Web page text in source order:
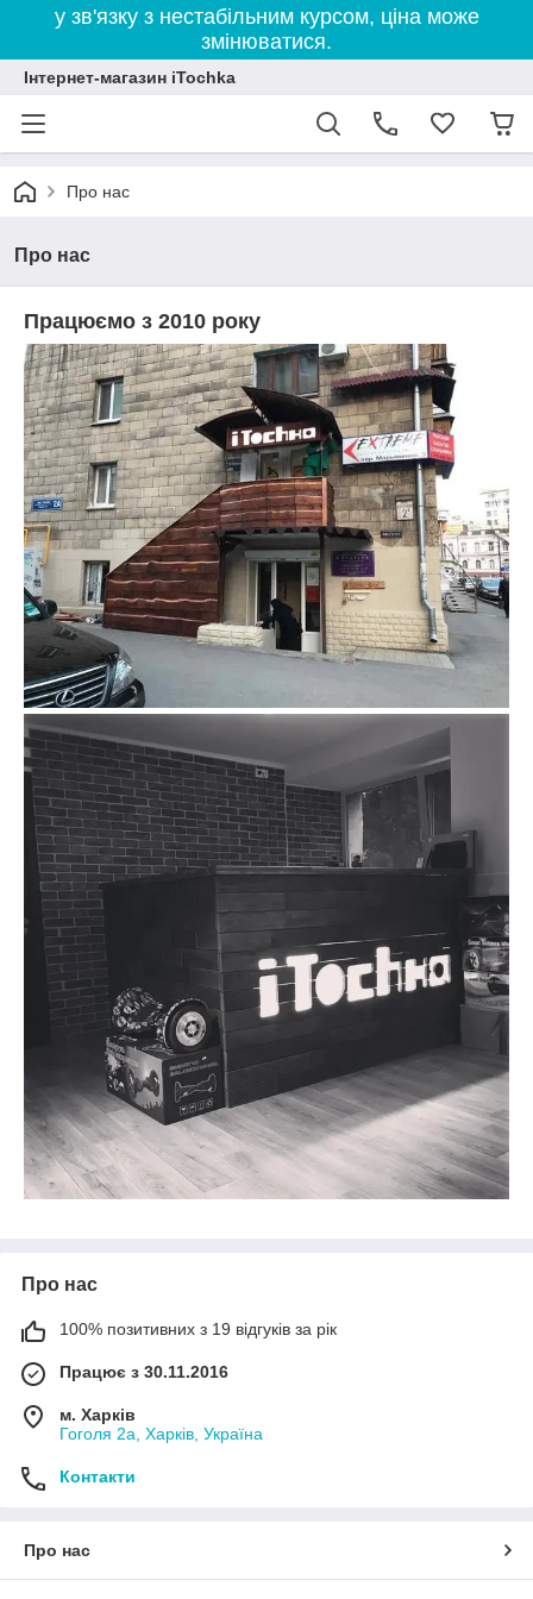
у зв'язку з нестабільним курсом, ціна може
змінюватися.
Інтернет-магазин iTochka
Про нас
Про нас
Працюємо з 2010 року
Про нас
100% позитивних з 19 відгуків за рік
Працює з 30.11.2016
м. Харків
Гоголя 2а, Харків, Україна
Контакти
Про нас